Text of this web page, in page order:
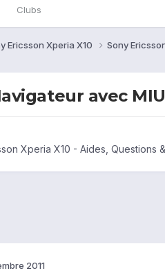
Clubs
Ericsson Xperia X10 Sony
avec
Xperia X10 - Aides, Questions
2011